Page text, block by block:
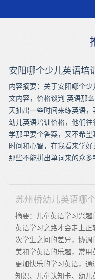
安阳哪个少儿英语培
内容摘要：关于安阳哪个
文内容，价格谈判 英语那
天抽出一些时间来练英语
幼儿英语培训价格，他们
学那里要个答案，又不希
时间和心智，在我看来学
那些不能拼出单词来的众多
苏州桥幼儿英语哪
摘要：儿童英语学习兴趣
英语学习之路才会走上
次学生之间的差异，协
美和学英语的乐趣，常用
更加快乐的学习英语，
知识、儿童认知卡、幼